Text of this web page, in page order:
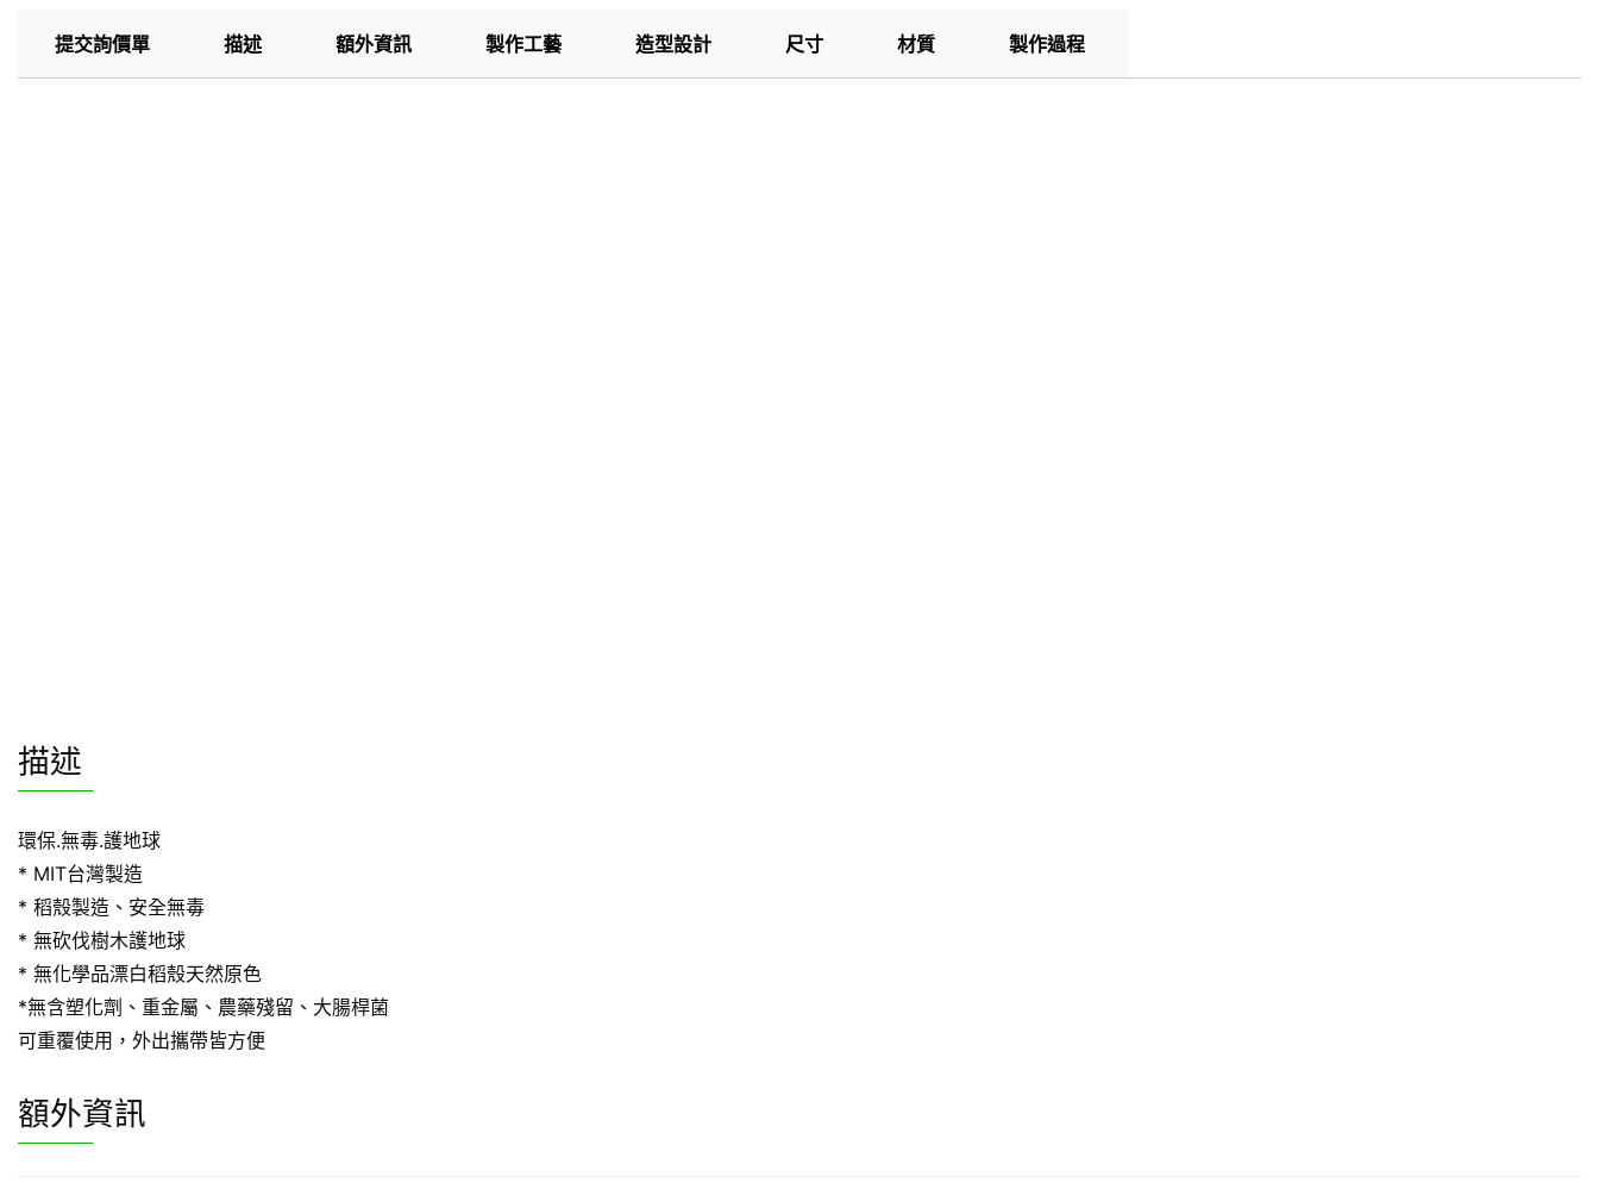
提交詢價單 描述 額外資訊 製作工藝 造型設計 尺寸 材質 製作過程
描述
環保.無毒.護地球
* MIT台灣製造
* 稻殼製造、安全無毒
* 無砍伐樹木護地球
* 無化學品漂白稻殼天然原色
*無含塑化劑、重金屬、農藥殘留、大腸桿菌
可重覆使用，外出攜帶皆方便
額外資訊